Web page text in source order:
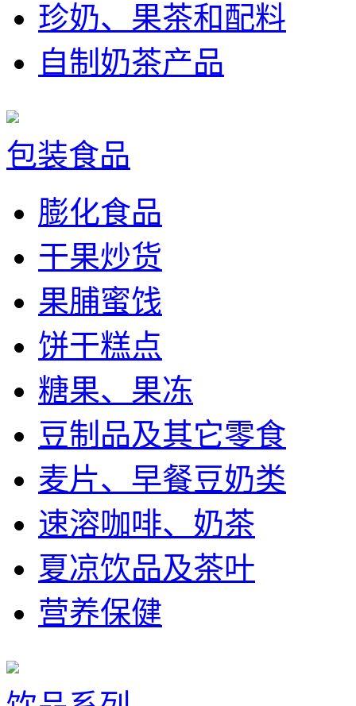
珍奶、果茶和配料
自制奶茶产品
包装食品
膨化食品
干果炒货
果脯蜜饯
饼干糕点
糖果、果冻
豆制品及其它零食
麦片、早餐豆奶类
速溶咖啡、奶茶
夏凉饮品及茶叶
营养保健